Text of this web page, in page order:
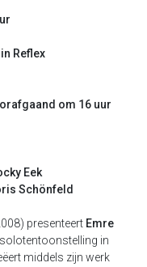
Reflex
om 16 uur
Eek
Schönfeld
presenteert Emre
in
middels zijn werk